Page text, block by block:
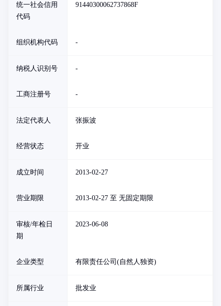
统一社会信用
代码
91440300062737868F
组织机构代码 -
纳税人识别号 -
工商注册号 -
法定代表人 张振波
经营状态 开业
成立时间 2013-02-27
营业期限 2013-02-27 至 无固定期限
审核/年检日
期
2023-06-08
企业类型 有限责任公司(自然人独资)
所属行业 批发业